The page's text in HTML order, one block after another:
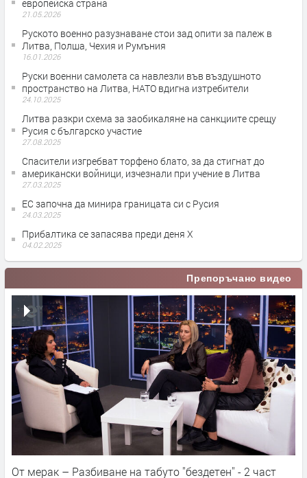
европейска страна
21.05.2026
Руското военно разузнаване стои зад опити за палеж в
Литва, Полша, Чехия и Румъния
16.01.2026
Руски военни самолета са навлезли във въздушното
пространство на Литва, НАТО вдигна изтребители
24.10.2025
Литва разкри схема за заобикаляне на санкциите срещу
Русия с българско участие
27.08.2025
Спасители изгребват торфено блато, за да стигнат до
американски войници, изчезнали при учение в Литва
27.03.2025
ЕС започна да минира границата си с Русия
24.03.2025
Прибалтика се запасява преди деня Х
04.02.2025
Препоръчано видео
От мерак – Разбиване на табуто ''бездетен'' - 2 част